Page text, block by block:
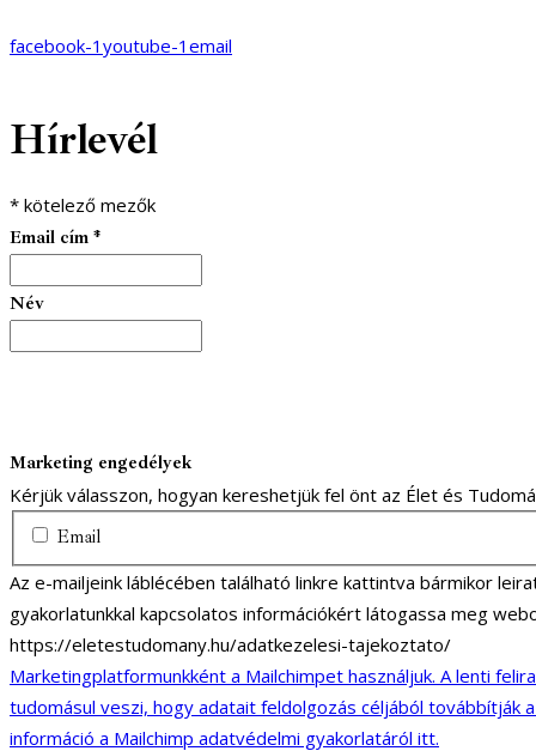
facebook-1 youtube-1 email
Hírlevél
* kötelező mezők
Email cím *
Név
Marketing engedélyek
Kérjük válasszon, hogyan kereshetjük fel önt az Élet és
Email
Az e-mailjeink láblécében található linkre kattintva bármikor
gyakorlatunkkal kapcsolatos információkért látogassa meg
https://eletestudomany.hu/adatkezelesi-tajekoztato/
Marketingplatformunkként a Mailchimpet használjuk. A lenti
tudomásul veszi, hogy adatait feldolgozás céljából továbbítják
információ a Mailchimp adatvédelmi gyakorlatáról itt.